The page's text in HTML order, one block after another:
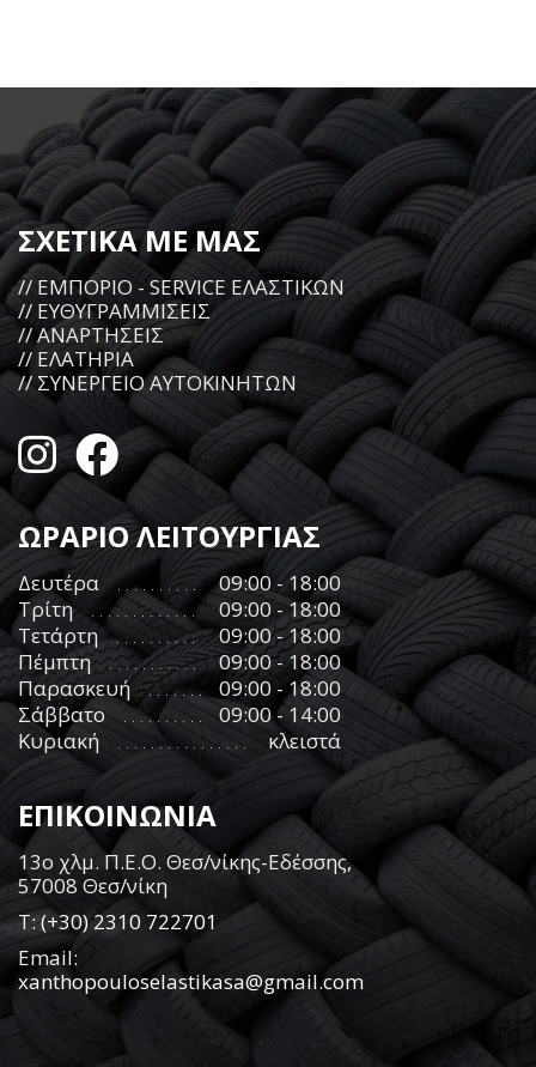
ΣΧΕΤΙΚΑ ΜΕ ΜΑΣ
// ΕΜΠΟΡΙΟ - SERVICE ΕΛΑΣΤΙΚΩΝ
// ΕΥΘΥΓΡΑΜΜΙΣΕΙΣ
// ΑΝΑΡΤΗΣΕΙΣ
// ΕΛΑΤΗΡΙΑ
// ΣΥΝΕΡΓΕΙΟ ΑΥΤΟΚΙΝΗΤΩΝ
ΩΡΑΡΙΟ ΛΕΙΤΟΥΡΓΙΑΣ
Δευτέρα
09:00 - 18:00
Τρίτη
09:00 - 18:00
Τετάρτη
09:00 - 18:00
Πέμπτη
09:00 - 18:00
Παρασκευή
09:00 - 18:00
Σάββατο
09:00 - 14:00
Κυριακή
κλειστά
ΕΠΙΚΟΙΝΩΝΙΑ
13ο χλμ. Π.Ε.Ο. Θεσ/νίκης-Εδέσσης,
57008 Θεσ/νίκη
Τ:(+30) 2310 722701
Email:
xanthopouloselastikasa@gmail.com